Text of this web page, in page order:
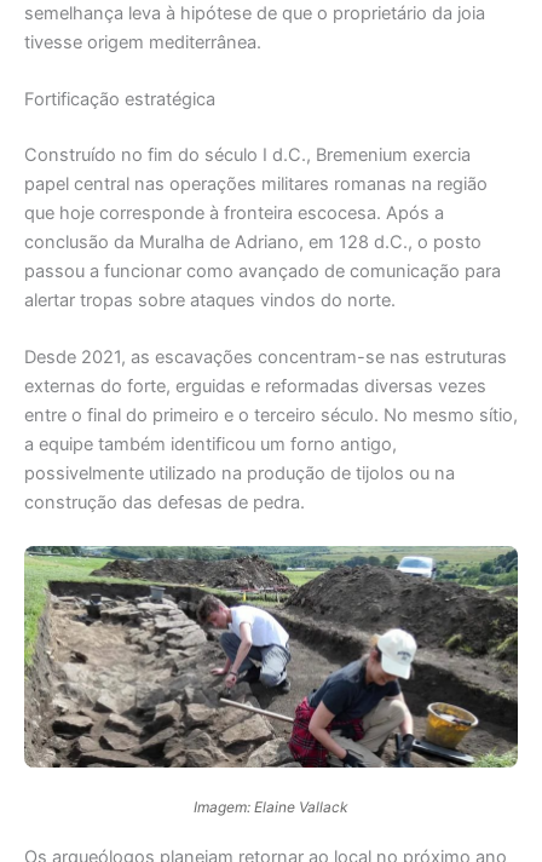
semelhança leva à hipótese de que o proprietário da joia
tivesse origem mediterrânea.
Fortificação estratégica
Construído no fim do século I d.C., Bremenium exercia
papel central nas operações militares romanas na região
que hoje corresponde à fronteira escocesa. Após a
conclusão da Muralha de Adriano, em 128 d.C., o posto
passou a funcionar como avançado de comunicação para
alertar tropas sobre ataques vindos do norte.
Desde 2021, as escavações concentram-se nas estruturas
externas do forte, erguidas e reformadas diversas vezes
entre o final do primeiro e o terceiro século. No mesmo sítio,
a equipe também identificou um forno antigo,
possivelmente utilizado na produção de tijolos ou na
construção das defesas de pedra.
Imagem: Elaine Vallack
Os arqueólogos planejam retornar ao local no próximo ano